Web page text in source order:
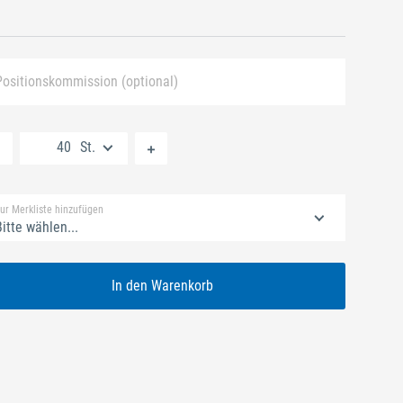
(optional)
St.
Merkliste hinzufügen
wählen...
In den Warenkorb